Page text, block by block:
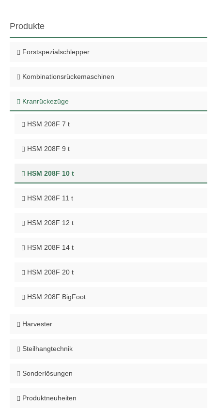
Produkte
Forstspezialschlepper
Kombinationsrückemaschinen
Kranrückezüge
HSM 208F 7 t
HSM 208F 9 t
HSM 208F 10 t
HSM 208F 11 t
HSM 208F 12 t
HSM 208F 14 t
HSM 208F 20 t
HSM 208F BigFoot
Harvester
Steilhangtechnik
Sonderlösungen
Produktneuheiten